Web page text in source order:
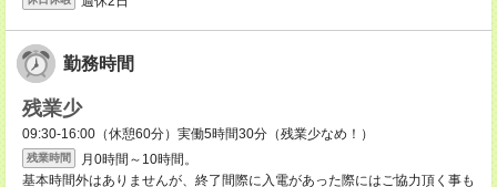
勤務時間
残業少
09:30-16:00（休憩60分）実働5時間30分（残業少なめ！）
残業時間
月0時間～10時間。
基本時間外はありませんが、終了間際に入電があった際にはご協力頂く事も